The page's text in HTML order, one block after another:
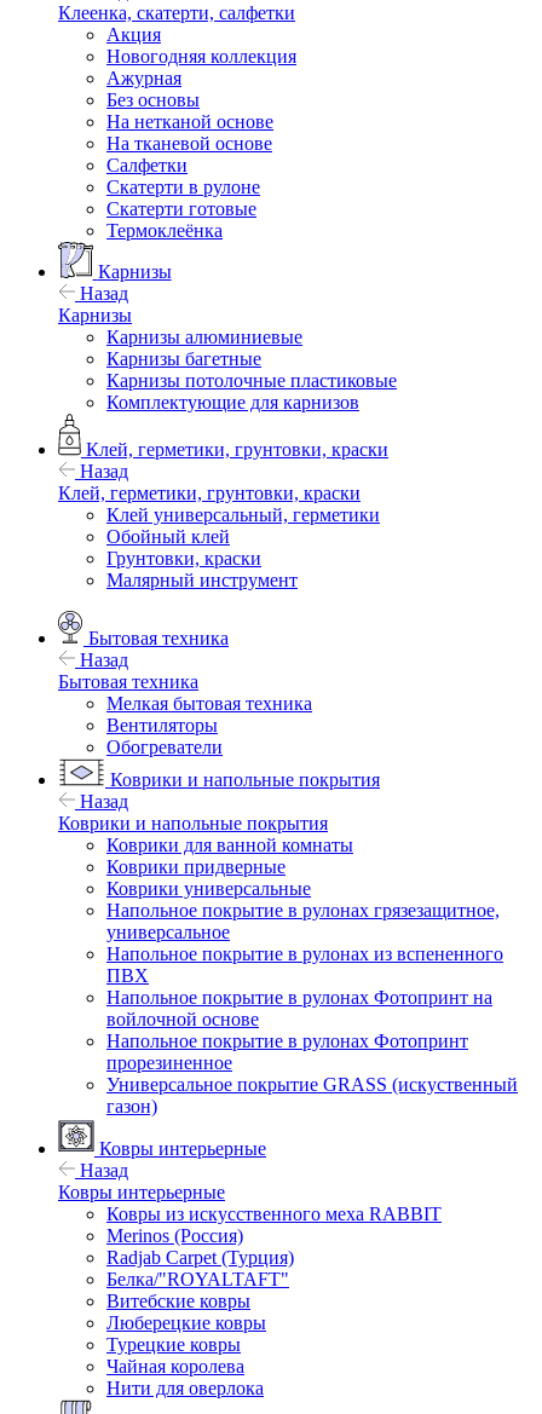
Клеенка, скатерти, салфетки
Акция
Новогодняя коллекция
Ажурная
Без основы
На нетканой основе
На тканевой основе
Салфетки
Скатерти в рулоне
Скатерти готовые
Термоклеёнка
Карнизы
Назад
Карнизы
Карнизы алюминиевые
Карнизы багетные
Карнизы потолочные пластиковые
Комплектующие для карнизов
Клей, герметики, грунтовки, краски
Назад
Клей, герметики, грунтовки, краски
Клей универсальный, герметики
Обойный клей
Грунтовки, краски
Малярный инструмент
Бытовая техника
Назад
Бытовая техника
Мелкая бытовая техника
Вентиляторы
Обогреватели
Коврики и напольные покрытия
Назад
Коврики и напольные покрытия
Коврики для ванной комнаты
Коврики придверные
Коврики универсальные
Напольное покрытие в рулонах грязезащитное,
универсальное
Напольное покрытие в рулонах из вспененного
ПВХ
Напольное покрытие в рулонах Фотопринт на
войлочной основе
Напольное покрытие в рулонах Фотопринт
прорезиненное
Универсальное покрытие GRASS (искуственный
газон)
Ковры интерьерные
Назад
Ковры интерьерные
Ковры из искусственного меха RABBIT
Merinos (Россия)
Radjab Carpet (Турция)
Белка/"ROYALTAFT"
Витебские ковры
Люберецкие ковры
Турецкие ковры
Чайная королева
Нити для оверлока